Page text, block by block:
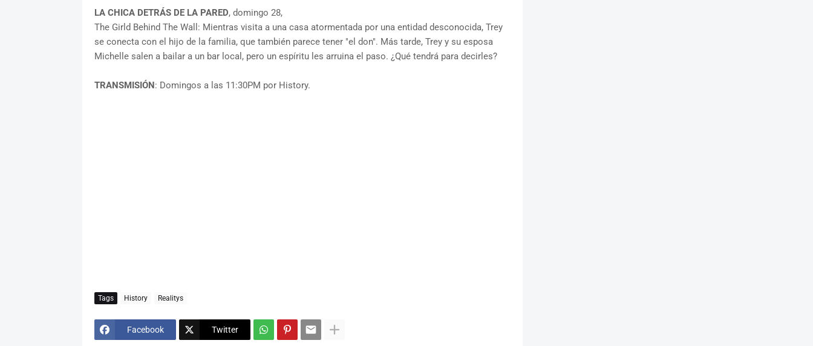
LA CHICA DETRÁS DE LA PARED, domingo 28,
The Girld Behind The Wall: Mientras visita a una casa atormentada por una entidad desconocida, Trey
se conecta con el hijo de la familia, que también parece tener "el don". Más tarde, Trey y su esposa
Michelle salen a bailar a un bar local, pero un espíritu les arruina el paso. ¿Qué tendrá para decirles?
TRANSMISIÓN: Domingos a las 11:30PM por History.
Tags History Realitys
Facebook Twitter